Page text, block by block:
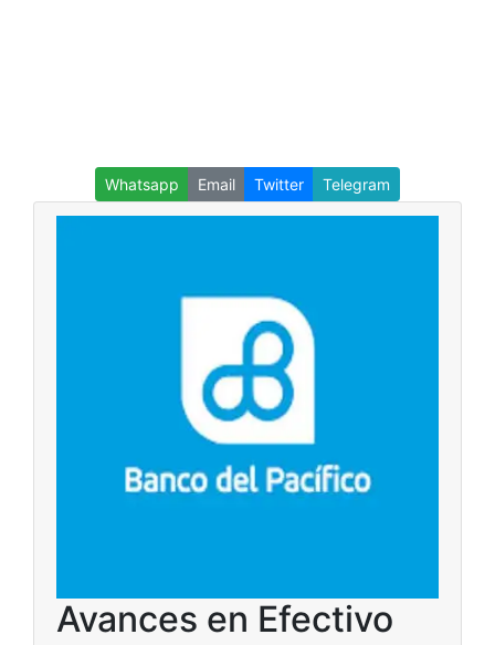
Whatsapp Email Twitter Telegram
Avances en Efectivo